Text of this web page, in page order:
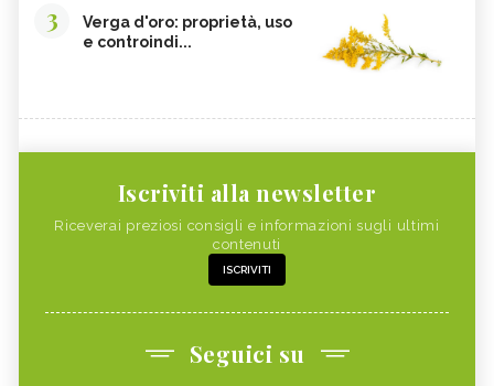
3
Verga d'oro: proprietà, uso
e controindi...
Iscriviti alla newsletter
Riceverai preziosi consigli e informazioni sugli ultimi
contenuti
ISCRIVITI
Seguici su